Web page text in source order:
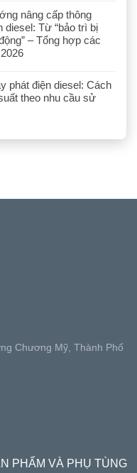
nâng cấp thông
diesel: Từ “bảo trì bị
– Tổng hợp các
phát điện diesel: Cách
theo nhu cầu sử
Chương Mỹ, Thành Phố
PHẨM VÀ PHỤ TÙNG